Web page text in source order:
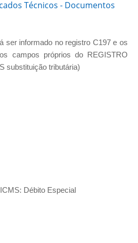
Técnicos - Documentos
ser informado no registro C197 e os
campos próprios do REGISTRO
substituição tributária)
Débito Especial